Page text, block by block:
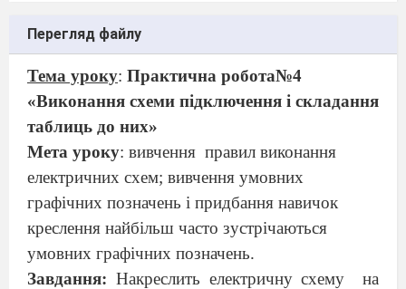
Перегляд файлу
Тема уроку: Практична робота№4
«Виконання схеми підключення і складання
таблиць до них»
Мета уроку: вивчення правил виконання
електричних схем; вивчення умовних
графічних позначень і придбання навичок
креслення найбільш часто зустрічаються
умовних графічних позначень.
Завдання: Накреслить електричну схему
на